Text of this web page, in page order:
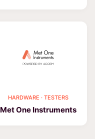
HARDWARE · TESTERS
Met One Instruments